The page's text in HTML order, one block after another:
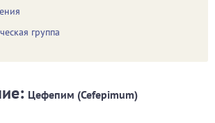
группа
Цефепим (Cefepimum)